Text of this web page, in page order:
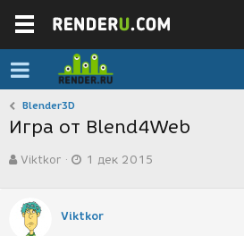
Blender3D
Игра от Blend4Web
в
р
т
Viktkor
а
с
1 дек 2015
Viktkor